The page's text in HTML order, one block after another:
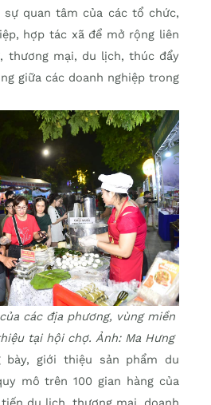
quan tâm của các tổ chức,
hợp tác xã để mở rộng liên
thương mại, du lịch, thúc đẩy
giữa các doanh nghiệp trong
các địa phương, vùng miền
tại hội chợ. Ảnh: Ma Hưng
bày, giới thiệu sản phẩm du
mô trên 100 gian hàng của